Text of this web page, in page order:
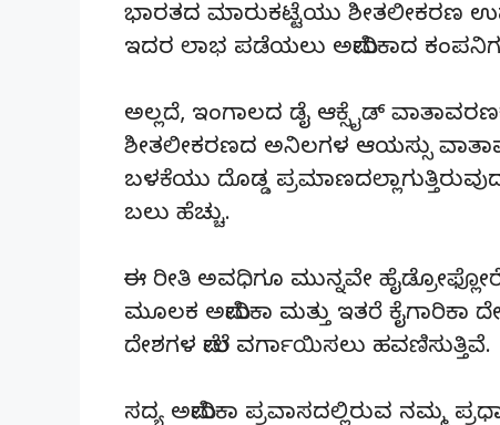
ಭಾರತದ ಮಾರುಕಟ್ಟೆಯು ಶೀತಲೀಕರಣ
ಇದರ ಲಾಭ ಪಡೆಯಲು ಅಮೇರಿಕಾದ
ಅಲ್ಲದೆ, ಇಂಗಾಲದ ಡೈ ಆಕ್ಸೈಡ್
ಶೀತಲೀಕರಣದ ಅನಿಲಗಳ ಆಯಸ್ಸು
ಬಳಕೆಯು ದೊಡ್ಡ
ಬಲು ಹೆಚ್ಚು.
ಈ ರೀತಿ ಅವಧಿಗೂ ಮುನ್ನವೇ
ಮೂಲಕ ಅಮೇರಿಕಾ ಮತ್ತು ಇತರೆ ಕೈಗಾರಿಕಾ
ದೇಶಗಳ ಮೇಲೆ ವರ್ಗಾಯಿಸಲು ಹವಣಿಸುತ್ತಿವೆ.
ಸದ್ಯ ಅಮೇರಿಕಾ ಪ್ರವಾಸದಲ್ಲಿರುವ